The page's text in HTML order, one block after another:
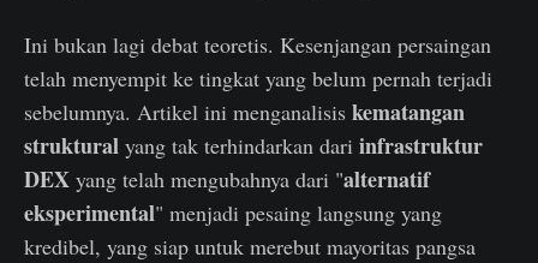
Ini bukan lagi debat teoretis. Kesenjangan persaingan
telah menyempit ke tingkat yang belum pernah terjadi
sebelumnya. Artikel ini menganalisis kematangan
struktural yang tak terhindarkan dari infrastruktur
DEX yang telah mengubahnya dari "alternatif
eksperimental" menjadi pesaing langsung yang
kredibel, yang siap untuk merebut mayoritas pangsa